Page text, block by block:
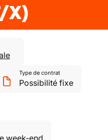
X)
Type de contrat
Possibilité fixe
week-end